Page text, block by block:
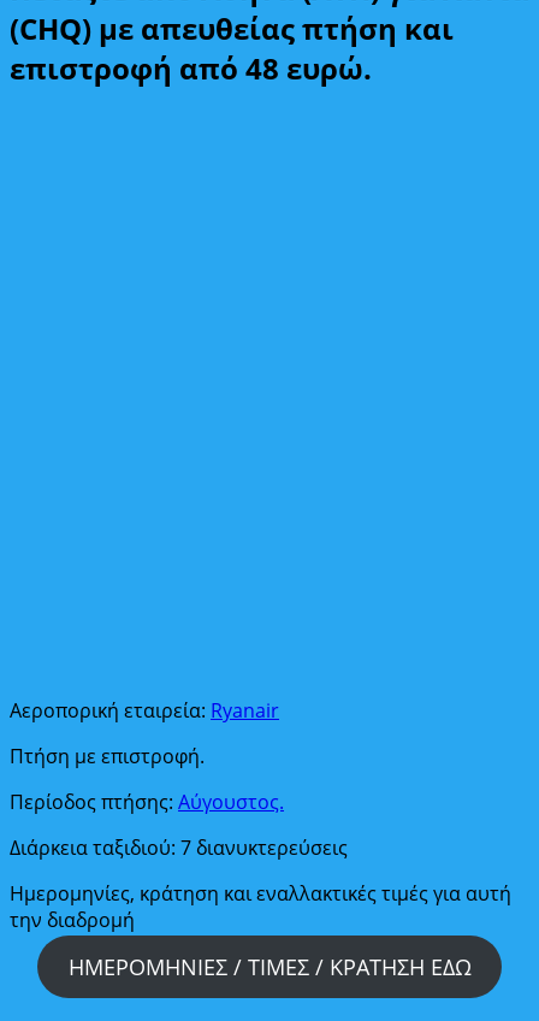
(CHQ) με απευθείας πτήση και
επιστροφή από 48 ευρώ.
Αεροπορική εταιρεία: Ryanair
Πτήση με επιστροφή.
Περίοδος πτήσης: Αύγουστος.
Διάρκεια ταξιδιού: 7 διανυκτερεύσεις
Ημερομηνίες, κράτηση και εναλλακτικές τιμές για αυτή
την διαδρομή
ΗΜΕΡΟΜΗΝΙΕΣ / ΤΙΜΕΣ / ΚΡΑΤΗΣΗ ΕΔΩ